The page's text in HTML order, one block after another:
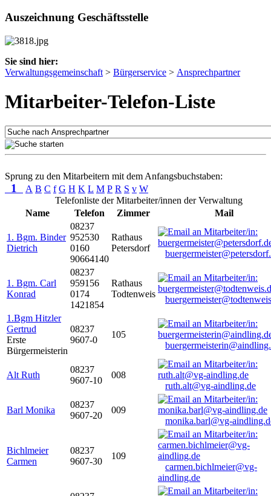
Auszeichnung Geschäftsstelle
Sie sind hier:
Verwaltungsgemeinschaft > Bürgerservice > Ansprechpartner
Mitarbeiter-Telefon-Liste
Sprung zu den Mitarbeitern mit dem Anfangsbuchstaben:
1 A B C f G H K L M P R S v W
Telefonliste der Mitarbeiter/innen der Verwaltung
Name
Telefon Zimmer Mail
1. Bgm. Binder
Dietrich
08237
952530
0160
90664140
Rathaus
Petersdorf
1. Bgm. Carl
Konrad
08237
959156
0174
1421854
Rathaus
Todtenweis
1.Bgm Hitzler
Gertrud
Erste
Bürgermeisterin
08237
9607-0
105
Alt Ruth
08237
9607-10
008
ruth.alt@vg-aindling.de
Barl Monika
08237
9607-20
009
monika.barl@vg-
Bichlmeier
Carmen
08237
9607-30
109
carmen.bichlmeier@vg-
aindling.de